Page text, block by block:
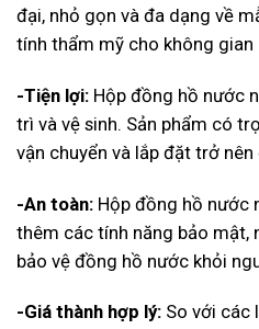
đại, nhỏ gọn và đa dạng về
tính thẩm mỹ cho không gian
-Tiện lợi: Hộp đồng hồ nước
trì và vệ sinh. Sản phẩm có
vận chuyển và lắp đặt trở nên
-An toàn: Hộp đồng hồ nước
thêm các tính năng bảo mật,
bảo vệ đồng hồ nước khỏi
-Giá thành hợp lý: So với các